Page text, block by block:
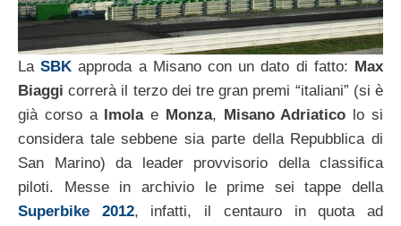
LaSBK approda a Misano con un dato di fatto: Max
Biaggi correrà il terzo dei tre gran premi “italiani” (si è
già corso a
Imolae Monza, Misano Adriatico lo si
considera tale sebbene sia parte della Repubblica di
San Marino) da leader provvisorio della classifica
piloti. Messe in archivio le prime sei tappe della
Superbike 2012, infatti, il centauro in quota ad